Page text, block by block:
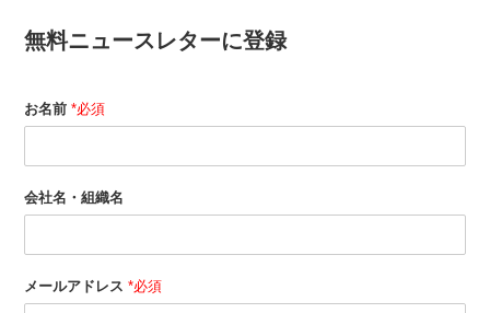
無料ニュースレターに登録
お名前*必須
会社名・組織名
メールアドレス*必須